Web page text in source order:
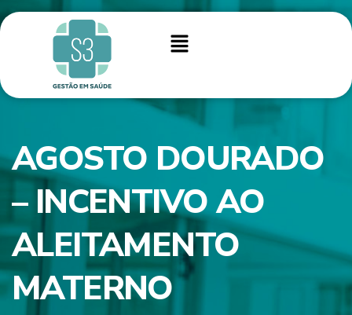
para
conteúdo
Menu
AGOSTO DOURADO
– INCENTIVO AO
ALEITAMENTO
MATERNO